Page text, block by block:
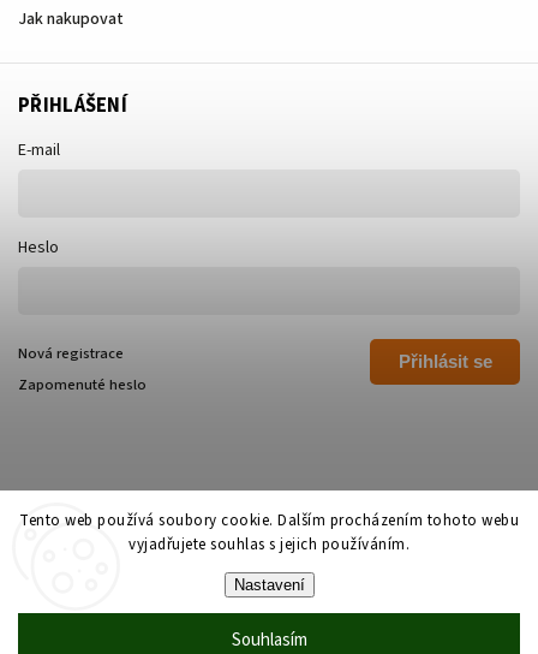
Tento web používá soubory cookie. Dalším procházením tohoto webu
vyjadřujete souhlas s jejich používáním.
Nastavení
Souhlasím
Jak nakupovat
PŘIHLÁŠENÍ
E-mail
Heslo
Přihlásit se
Nová registrace
Zapomenuté heslo
Vytvořil Shoptet
Copyright 2026 Polívka Libor - POLI . Všechna práva vyhrazena.
Grafický návrh vytvořil a nakódoval